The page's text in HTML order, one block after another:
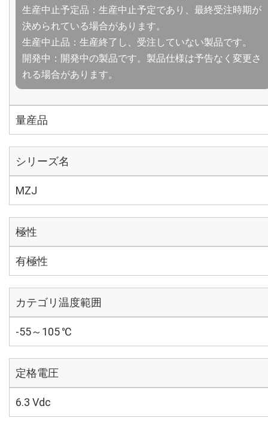
生産中止予定品：生産中止予定であり、最終受注時期が
決められている場合があります。
生産中止品：生産終了し、受注していない製品です。
開発中：開発中の製品です。製品仕様は予告なく変更さ
れる場合があります。
量産品
シリーズ名
MZJ
極性
有極性
カテゴリ温度範囲
-55～105 ℃
定格電圧
6.3 Vdc